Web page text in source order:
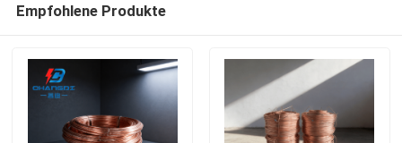
Empfohlene Produkte